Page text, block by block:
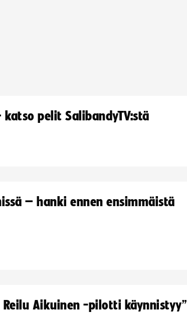
pelit SalibandyTV:stä
– hanki ennen ensimmäistä
Aikuinen -pilotti käynnistyy”